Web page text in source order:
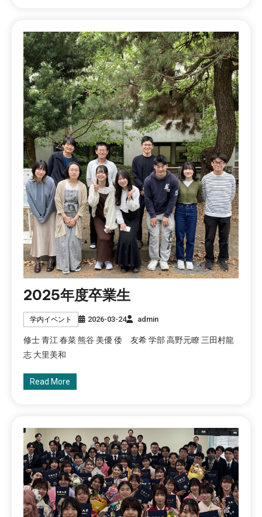
2025年度卒業生
学内イベント 2026-03-24 admin
修士 青江 春菜 熊谷 美優 倭 友希 学部 高野元瞭 三田村龍
志 大里美和
Read More